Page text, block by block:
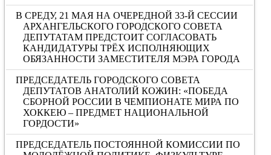
В СРЕДУ, 21 МАЯ НА ОЧЕРЕДНОЙ 33-Й СЕССИИ
АРХАНГЕЛЬСКОГО ГОРОДСКОГО СОВЕТА
ДЕПУТАТАМ ПРЕДСТОИТ СОГЛАСОВАТЬ
КАНДИДАТУРЫ ТРЁХ ИСПОЛНЯЮЩИХ
ОБЯЗАННОСТИ ЗАМЕСТИТЕЛЯ МЭРА ГОРОДА
ПРЕДСЕДАТЕЛЬ ГОРОДСКОГО СОВЕТА
ДЕПУТАТОВ АНАТОЛИЙ КОЖИН: «ПОБЕДА
СБОРНОЙ РОССИИ В ЧЕМПИОНАТЕ МИРА ПО
ХОККЕЮ – ПРЕДМЕТ НАЦИОНАЛЬНОЙ
ГОРДОСТИ»
ПРЕДСЕДАТЕЛЬ ПОСТОЯННОЙ КОМИССИИ ПО